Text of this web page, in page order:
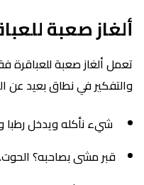
ألغاز صعبة
تعمل ألغاز صعبة للعباقرة
والتفكير في نطاق بعيد عن
شيء نأكله ويدخل رطبا
قبر مشى بصاحبه؟ الحوت.